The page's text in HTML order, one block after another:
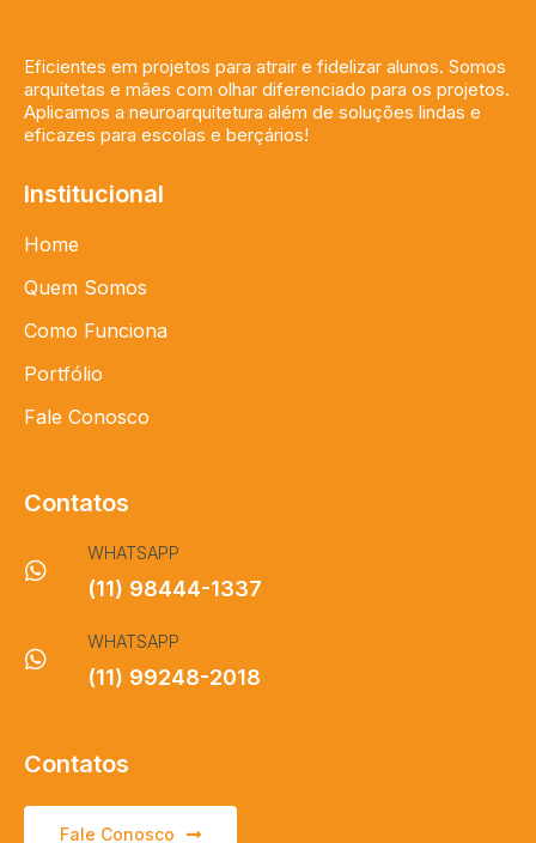
Eficientes em projetos para atrair e fidelizar alunos. Somos
arquitetas e mães com olhar diferenciado para os projetos.
Aplicamos a neuroarquitetura além de soluções lindas e
eficazes para escolas e berçários!
Institucional
Home
Quem Somos
Como Funciona
Portfólio
Fale Conosco
Contatos
WHATSAPP
(11) 98444-1337
WHATSAPP
(11) 99248-2018
Contatos
Fale Conosco